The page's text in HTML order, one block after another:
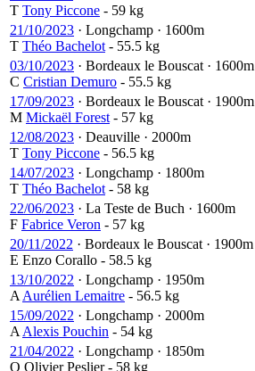
T Tony Piccone - 59 kg
21/10/2023 · Longchamp · 1600m
T Théo Bachelot - 55.5 kg
03/10/2023 · Bordeaux le Bouscat · 1600m
C Cristian Demuro - 55.5 kg
17/09/2023 · Bordeaux le Bouscat · 1900m
M Mickaël Forest - 57 kg
12/08/2023 · Deauville · 2000m
T Tony Piccone - 56.5 kg
14/07/2023 · Longchamp · 1800m
T Théo Bachelot - 58 kg
22/06/2023 · La Teste de Buch · 1600m
F Fabrice Veron - 57 kg
20/11/2022 · Bordeaux le Bouscat · 1900m
E Enzo Corallo - 58.5 kg
13/10/2022 · Longchamp · 1950m
A Aurélien Lemaitre - 56.5 kg
15/09/2022 · Longchamp · 2000m
A Alexis Pouchin - 54 kg
21/04/2022 · Longchamp · 1850m
O Olivier Peslier - 58 kg